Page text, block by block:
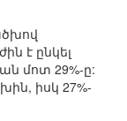
է ընկել
մոտ 29%-ը:
իսկ 27%-